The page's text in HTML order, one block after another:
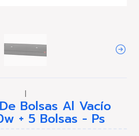
|
Bolsas Al Vacío
+ 5 Bolsas - Ps